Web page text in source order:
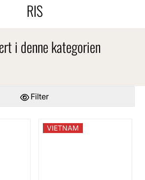
RIS
i denne kategorien
Filter
VIETNAM